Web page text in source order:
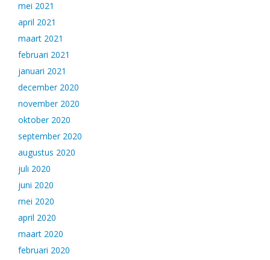
mei 2021
april 2021
maart 2021
februari 2021
januari 2021
december 2020
november 2020
oktober 2020
september 2020
augustus 2020
juli 2020
juni 2020
mei 2020
april 2020
maart 2020
februari 2020